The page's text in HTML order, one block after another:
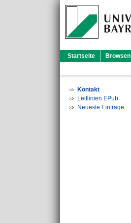
Startseite Browsen
Kontakt
Leitlinien EPub
Neueste Einträge